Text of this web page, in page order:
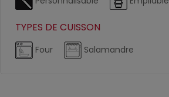
TYPES DE CUISSON
Four Salamandre